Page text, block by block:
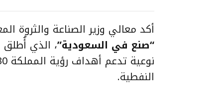
أكد معالي وزير الصناعة والثروة
“صنع في السعودية”
النفطية.